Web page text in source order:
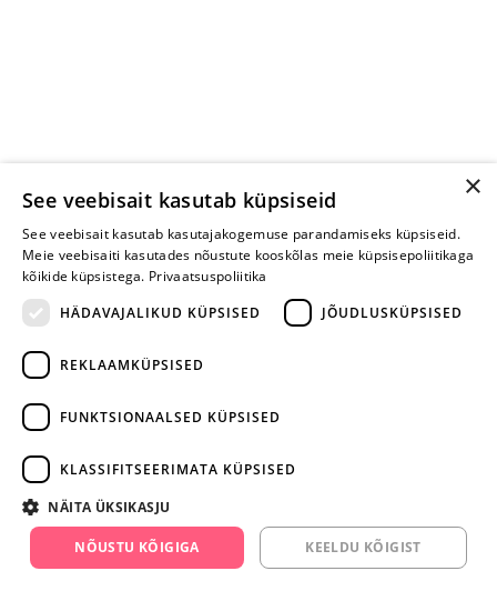
facebook.com/yesyes.ee
Instagram/yesyes.ee
×
See veebisait kasutab küpsiseid
See veebisait kasutab kasutajakogemuse parandamiseks küpsiseid.
Meie veebisaiti kasutades nõustute kooskõlas meie küpsisepoliitikaga
kõikide küpsistega. Privaatsuspoliitika
HÄDAVAJALIKUD KÜPSISED
JÕUDLUSKÜPSISED
REKLAAMKÜPSISED
FUNKTSIONAALSED KÜPSISED
KLASSIFITSEERIMATA KÜPSISED
NÄITA ÜKSIKASJU
NÕUSTU KÕIGIGA KEELDU KÕIGIST